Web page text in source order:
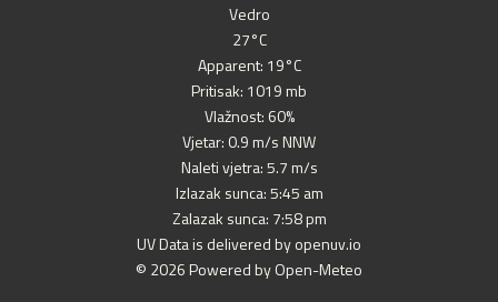
Vedro
27°C
Apparent: 19°C
Pritisak: 1019 mb
Vlažnost: 60%
Vjetar: 0.9 m/s NNW
Naleti vjetra: 5.7 m/s
Izlazak sunca: 5:45 am
Zalazak sunca: 7:58 pm
UV Data is delivered by openuv.io
© 2026 Powered by Open-Meteo